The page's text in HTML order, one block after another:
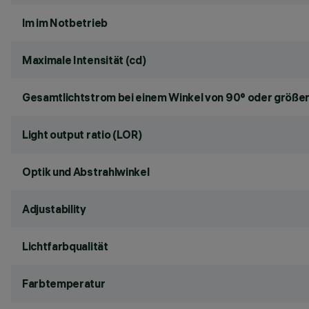
lm im Notbetrieb
Maximale Intensität (cd)
Gesamtlichtstrom bei einem Winkel von 90° oder
Light output ratio (LOR)
Optik und Abstrahlwinkel
Adjustability
Lichtfarbqualität
Farbtemperatur